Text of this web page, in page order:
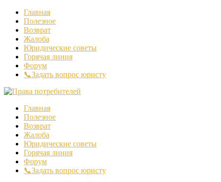
Главная
Полезное
Возврат
Жалоба
Юридические советы
Горячая линия
Форум
📞Задать вопрос юристу
Главная
Полезное
Возврат
Жалоба
Юридические советы
Горячая линия
Форум
📞Задать вопрос юристу